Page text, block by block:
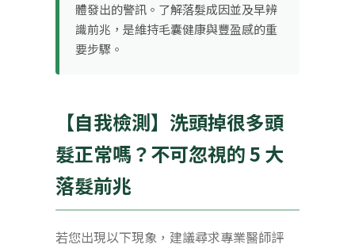
體發出的警訊。了解落髮成因並及早辨
識前兆，是維持毛囊健康與豐盈感的重
要步驟。
【自我檢測】洗頭掉很多頭
髮正常嗎？不可忽視的 5 大
落髮前兆
若您出現以下現象，建議尋求專業醫師評